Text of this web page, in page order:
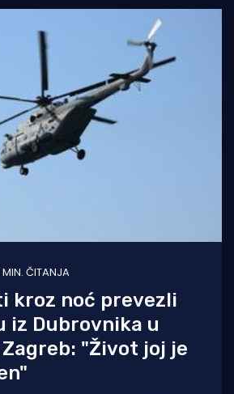
MIN. ČITANJA
kroz noć prevezli
iz Dubrovnika u
"Život joj je